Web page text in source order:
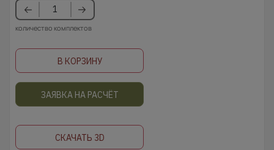
количество комплектов
В КОРЗИНУ
ЗАЯВКА НА РАСЧЁТ
СКАЧАТЬ 3D